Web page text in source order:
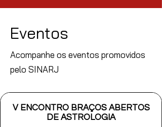
Eventos
Acompanhe os eventos promovidos
pelo SINARJ
V ENCONTRO BRAÇOS ABERTOS
DE ASTROLOGIA